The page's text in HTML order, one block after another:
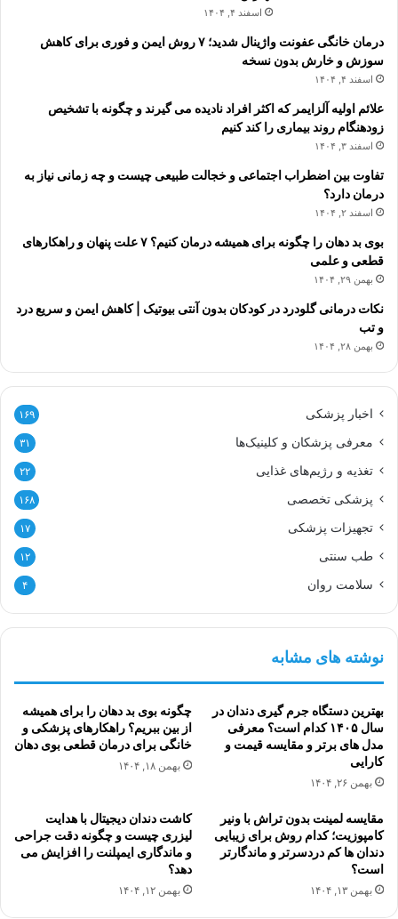
اسفند ۴, ۱۴۰۴
درمان خانگی عفونت واژینال شدید؛ ۷ روش ایمن و فوری برای کاهش
سوزش و خارش بدون نسخه
اسفند ۴, ۱۴۰۴
علائم اولیه آلزایمر که اکثر افراد نادیده می گیرند و چگونه با تشخیص
زودهنگام روند بیماری را کند کنیم
اسفند ۳, ۱۴۰۴
تفاوت بین اضطراب اجتماعی و خجالت طبیعی چیست و چه زمانی نیاز به
درمان دارد؟
اسفند ۲, ۱۴۰۴
بوی بد دهان را چگونه برای همیشه درمان کنیم؟ ۷ علت پنهان و راهکارهای
قطعی و علمی
بهمن ۲۹, ۱۴۰۴
نکات درمانی گلودرد در کودکان بدون آنتی بیوتیک | کاهش ایمن و سریع درد
و تب
بهمن ۲۸, ۱۴۰۴
اخبار پزشکی ۱۶۹
معرفی پزشکان و کلینیک‌ها ۳۱
تغذیه و رژیم‌های غذایی ۲۲
پزشکی تخصصی ۱۶۸
تجهیزات پزشکی ۱۷
طب سنتی ۱۲
سلامت روان ۴
نوشته های مشابه
بهترین دستگاه جرم گیری دندان در
سال ۱۴۰۵ کدام است؟ معرفی
مدل های برتر و مقایسه قیمت و
کارایی
بهمن ۲۶, ۱۴۰۴
چگونه بوی بد دهان را برای همیشه
از بین ببریم؟ راهکارهای پزشکی و
خانگی برای درمان قطعی بوی دهان
بهمن ۱۸, ۱۴۰۴
مقایسه لمینت بدون تراش با ونیر
کامپوزیت؛ کدام روش برای زیبایی
دندان ها کم دردسرتر و ماندگارتر
است؟
بهمن ۱۳, ۱۴۰۴
کاشت دندان دیجیتال با هدایت
لیزری چیست و چگونه دقت جراحی
و ماندگاری ایمپلنت را افزایش می
دهد؟
بهمن ۱۲, ۱۴۰۴